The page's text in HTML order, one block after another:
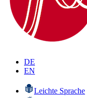
DE
EN
Leichte Sprache